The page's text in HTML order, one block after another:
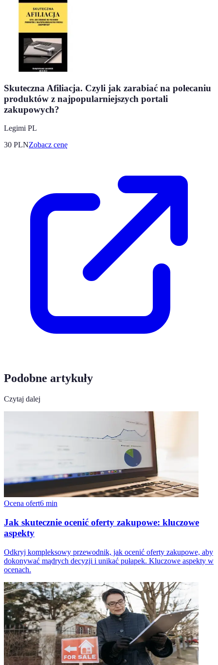
Skuteczna Afiliacja. Czyli jak zarabiać na polecaniu
produktów z najpopularniejszych portali
zakupowych?
Legimi PL
30 PLNZobacz cenę
Podobne artykuły
Czytaj dalej
Ocena ofert6 min
Jak skutecznie ocenić oferty zakupowe: kluczowe
aspekty
Odkryj kompleksowy przewodnik, jak ocenić oferty zakupowe, aby
dokonywać mądrych decyzji i unikać pułapek. Kluczowe aspekty w
ocenach.